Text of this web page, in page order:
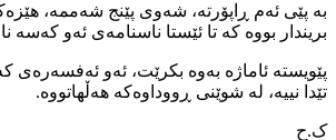
بە پێی ئەم ڕاپۆرتە، شەوی پێنج شەممە،
بریندار بووە کە تا ئێستا ناسنامەی ئەو کەسە
پێویستە ئاماژە بەوە بکرێت، ئەو ئەفسەرەی
تێدا نییە، لە شوێنی ڕووداوەکە هەڵهاتووە.
ک.ح